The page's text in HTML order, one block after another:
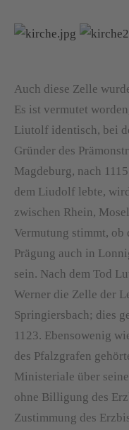
Auch diese Zelle
Es ist vermutet
Liutolf identisch, bei
Gründer des
Magdeburg, nach
dem Liudolf lebte,
zwischen Rhein,
Vermutung stimmt,
Prägung auch in
sein. Nach dem Tod
Werner die Zelle der
Springiersbach; dies
1123. Ebensowenig
des Pfalzgrafen
Ministeriale über
ohne Billigung des
Zustimmung des